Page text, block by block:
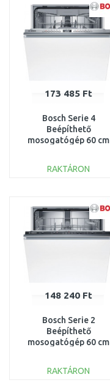
173 485 Ft
Bosch Serie 4
Beépíthető
mosogatógép 60 cm
RAKTÁRON
Összehasonlítás
148 240 Ft
Bosch Serie 2
Beépíthető
mosogatógép 60 cm
RAKTÁRON